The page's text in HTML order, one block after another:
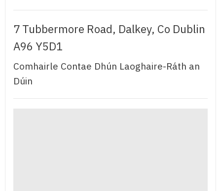
7 Tubbermore Road, Dalkey, Co Dublin
A96 Y5D1
Comhairle Contae Dhún Laoghaire-Ráth an
Dúin